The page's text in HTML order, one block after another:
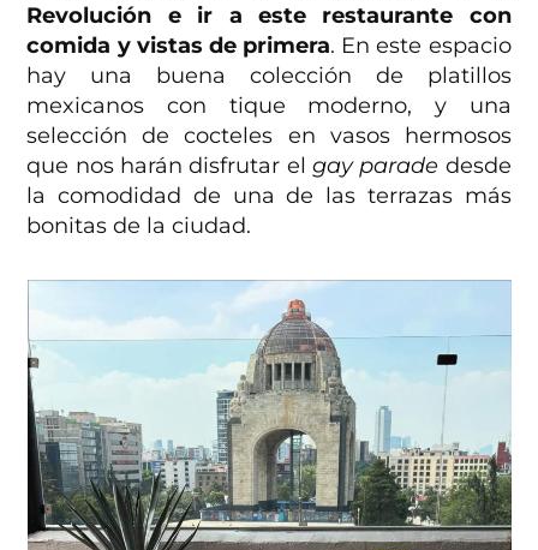
Revolución e ir a este restaurante con
comida y vistas de primera. En este espacio
hay una buena colección de platillos
mexicanos con tique moderno, y una
selección de cocteles en vasos hermosos
que nos harán disfrutar el gay parade desde
la comodidad de una de las terrazas más
bonitas de la ciudad.